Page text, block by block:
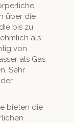
über die
bis zu
als
von
als Gas
Sehr
bieten die